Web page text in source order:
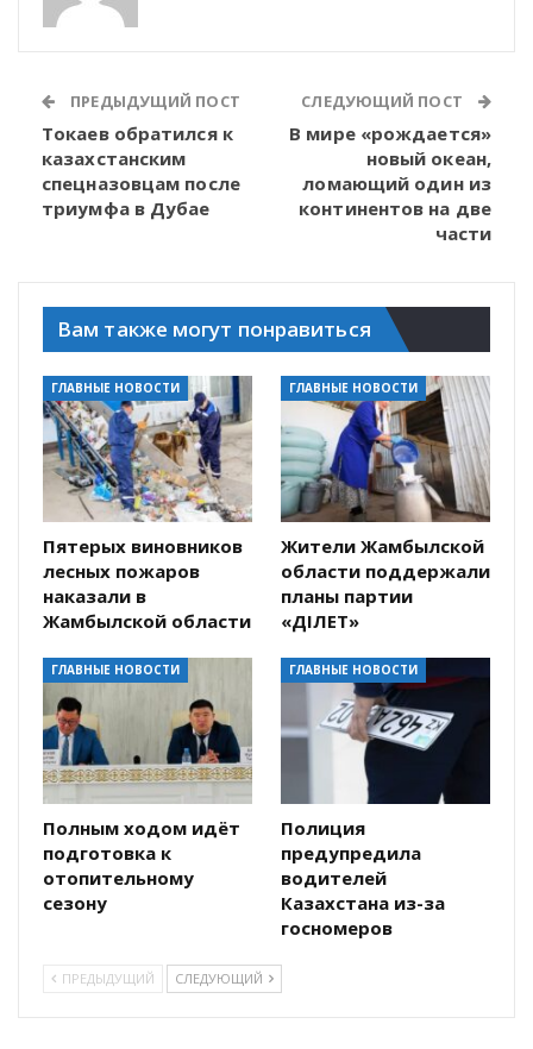
ПРЕДЫДУЩИЙ ПОСТ
Токаев обратился к
казахстанским
спецназовцам после
триумфа в Дубае
СЛЕДУЮЩИЙ ПОСТ
В мире «рождается»
новый океан,
ломающий один из
континентов на две
части
Вам также могут понравиться
ГЛАВНЫЕ НОВОСТИ
Пятерых виновников
лесных пожаров
наказали в
Жамбылской области
ГЛАВНЫЕ НОВОСТИ
Жители Жамбылской
области поддержали
планы партии
«ӘДІЛЕТ»
ГЛАВНЫЕ НОВОСТИ
Полным ходом идёт
подготовка к
отопительному
сезону
ГЛАВНЫЕ НОВОСТИ
Полиция
предупредила
водителей
Казахстана из-за
госномеров
ПРЕДЫДУЩИЙ СЛЕДУЮЩИЙ